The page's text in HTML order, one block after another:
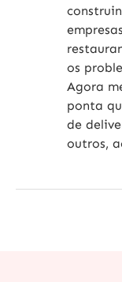
os
Agora
ponta
de
outros,